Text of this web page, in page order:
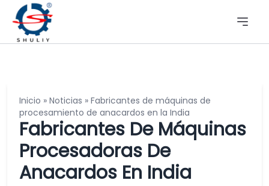
Inicio » Noticias » Fabricantes de máquinas de
procesamiento de anacardos en la India
Fabricantes De Máquinas
Procesadoras De
Anacardos En India